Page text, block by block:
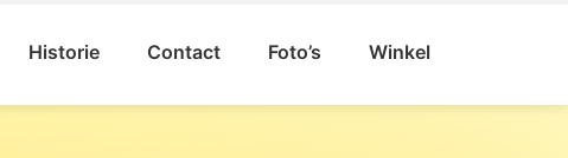
Historie Contact Foto’s Winkel